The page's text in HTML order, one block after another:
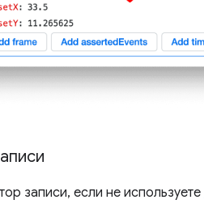
записи, если не используете